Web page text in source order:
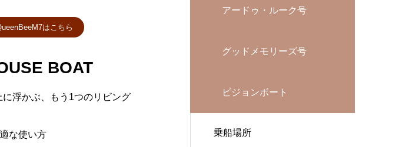
はこちら
BOAT
に浮かぶ、もう1つのリビング
な使い方
アードゥ・ルーク号
グッドメモリーズ号
ビジョンボート
乗船場所